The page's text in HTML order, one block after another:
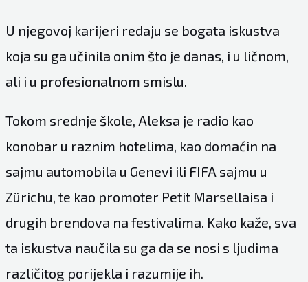
U njegovoj karijeri redaju se bogata iskustva
koja su ga učinila onim što je danas, i u ličnom,
ali i u profesionalnom smislu.
Tokom srednje škole, Aleksa je radio kao
konobar u raznim hotelima, kao domaćin na
sajmu automobila u Genevi ili FIFA sajmu u
Zürichu, te kao promoter Petit Marsellaisa i
drugih brendova na festivalima. Kako kaže, sva
ta iskustva naučila su ga da se nosi s ljudima
različitog porijekla i razumije ih.